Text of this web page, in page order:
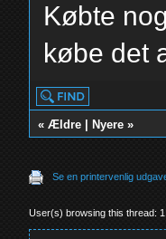
Købte
købe det
«Ældre Nyere »
Se en printervenlig
User(s) browsing this thread: